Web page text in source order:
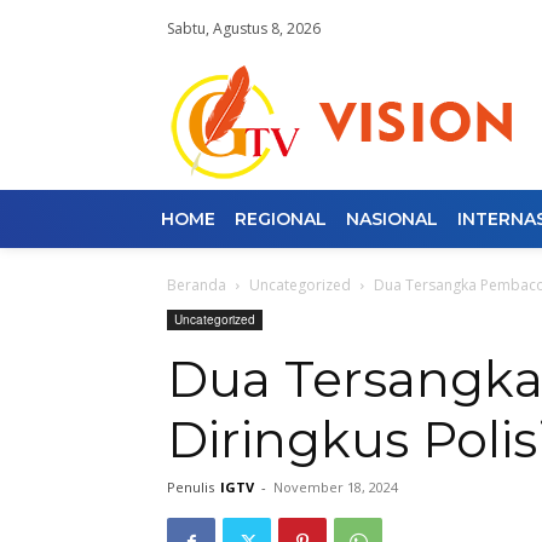
Sabtu, Agustus 8, 2026
HOME REGIONAL NASIONAL
Beranda Uncategorized Dua Tersangka
Uncategorized
Dua
Diringkus
Penulis IGTV - November 18, 2024